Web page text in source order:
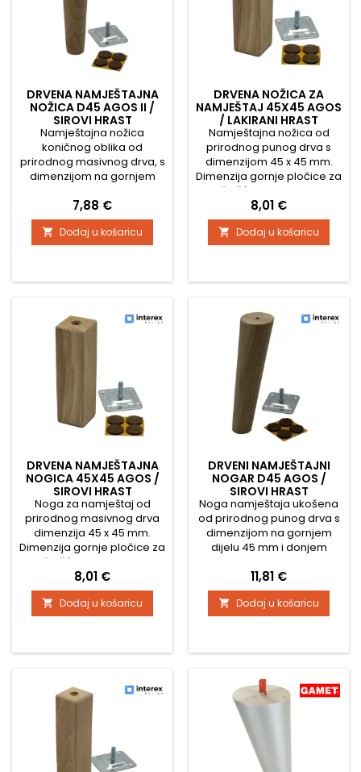
DRVENA NAMJEŠTAJNA
NOŽICA D45 AGOS II /
SIROVI HRAST
Namještajna nožica
koničnog oblika od
prirodnog masivnog drva, s
dimenzijom na gornjem
dijelu 25 mm Dimenzija
gornje pločice za
pričvršćivanje vijcima je 45
x 45 mm Nožica je sirova,
Podešavanje visine za
za pod. Rok isporuke 4
tjedna
Cijena
7,88 €
 Dodaj u košaricu
DRVENA NOŽICA ZA
NAMJEŠTAJ 45X45 AGOS
/ LAKIRANI HRAST
Namještajna nožica od
prirodnog punog drva s
dimenzijom 45 x 45 mm.
Dimenzija gornje pločice za
pričvršćivanje je 45 x 45
mm Nožica ima površinsku
obradu - transparentni lak
Podešavanje visine za
neravnine je + 10 mm Sadrži
pod.
Cijena
8,01 €
 Dodaj u košaricu
DRVENA NAMJEŠTAJNA
NOGICA 45X45 AGOS /
SIROVI HRAST
Noga za namještaj od
prirodnog masivnog drva
dimenzija 45 x 45 mm.
Dimenzija gornje pločice za
pričvršćivanje je 45 x 45
mm Noga je bez
površinske obrade - sirovo
drvo, boja se može
razlikovati Podešavanje
Sadrži i protuklizne zaštitne
Cijena
8,01 €
 Dodaj u košaricu
DRVENI NAMJEŠTAJNI
NOGAR D45 AGOS /
SIROVI HRAST
Noga namještaja ukošena
od prirodnog punog drva s
dimenzijom na gornjem
dijelu 45 mm i donjem
gornje pločice za
pričvršćivanje je 45 x 45
mm Noga je sirova, bez
površinske obrade
nejednakosti je + 10 mm
filce za pod.
Cijena
11,81 €
 Dodaj u košaricu